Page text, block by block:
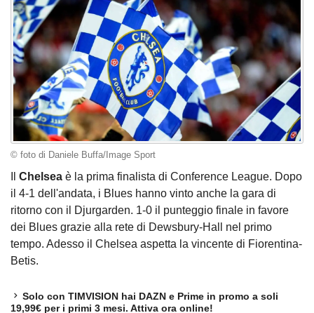
© foto di Daniele Buffa/Image Sport
Chelsea è la prima finalista di Conference League. Dopo
il 4-1 dell'andata, i Blues hanno vinto anche la gara di
ritorno con il Djurgarden. 1-0 il punteggio finale in favore
dei Blues grazie alla rete di Dewsbury-Hall nel primo
tempo. Adesso il Chelsea aspetta la vincente di Fiorentina-
Betis.
Solo con TIMVISION hai DAZN e Prime in promo a soli
19,99€ per i primi 3 mesi. Attiva ora online!